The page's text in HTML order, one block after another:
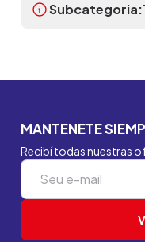
Subcategoria:
MANTENETE
Recibí todas nuestras